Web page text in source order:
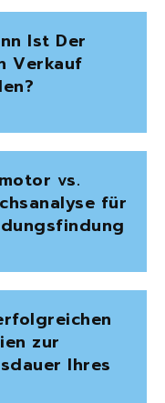
Ist Der
Verkauf
vs.
für
zur
Ihres